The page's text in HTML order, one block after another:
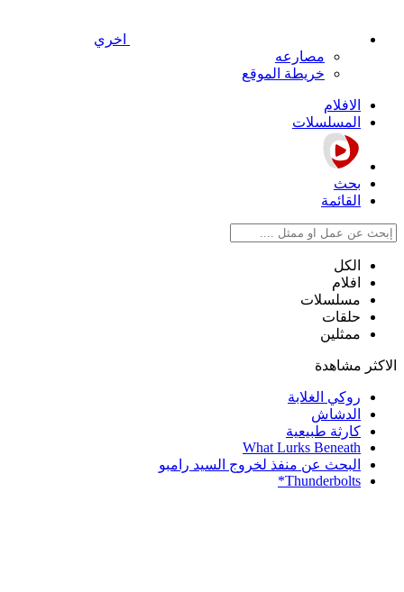
اخري
مصارعه
خريطة الموقع
الافلام
المسلسلات
بحث
القائمة
الكل
افلام
مسلسلات
حلقات
ممثلين
الاكثر مشاهدة
روكي الغلابة
الدشاش
كارثة طبيعية
What Lurks Beneath
البحث عن منفذ لخروج السيد رامبو
Thunderbolts*